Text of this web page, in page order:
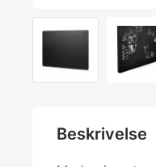
Beskrivelse